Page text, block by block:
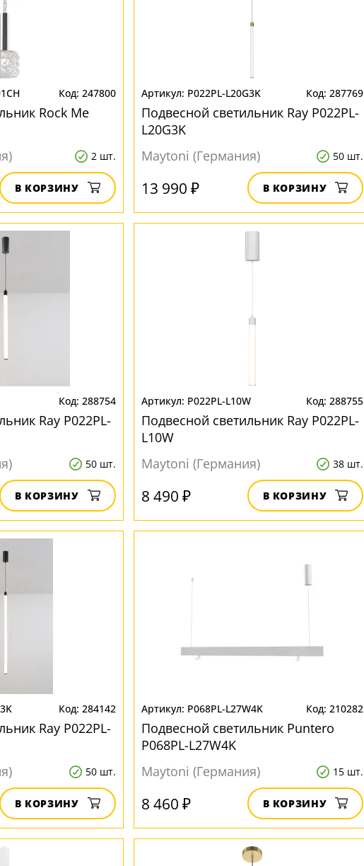
247800
Rock Me
2 шт.
В КОРЗИНУ
P022PL-L20G3K 287769
Подвесной светильник Ray P022PL-
L20G3K
Maytoni (Германия)
50 шт.
13 990 ₽ В КОРЗИНУ
288754
Ray P022PL-
50 шт.
В КОРЗИНУ
P022PL-L10W 288755
Подвесной светильник Ray P022PL-
L10W
Maytoni (Германия)
38 шт.
8 490 ₽ В КОРЗИНУ
284142
Ray P022PL-
50 шт.
В КОРЗИНУ
P068PL-L27W4K 210282
Подвесной светильник Puntero
P068PL-L27W4K
Maytoni (Германия)
15 шт.
8 460 ₽ В КОРЗИНУ